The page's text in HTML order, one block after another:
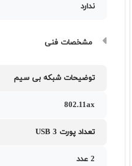
ندارد
مشخصات فنی
توضیحات شبکه بی سیم
802.11ax
تعداد پورت USB 3
2 عدد